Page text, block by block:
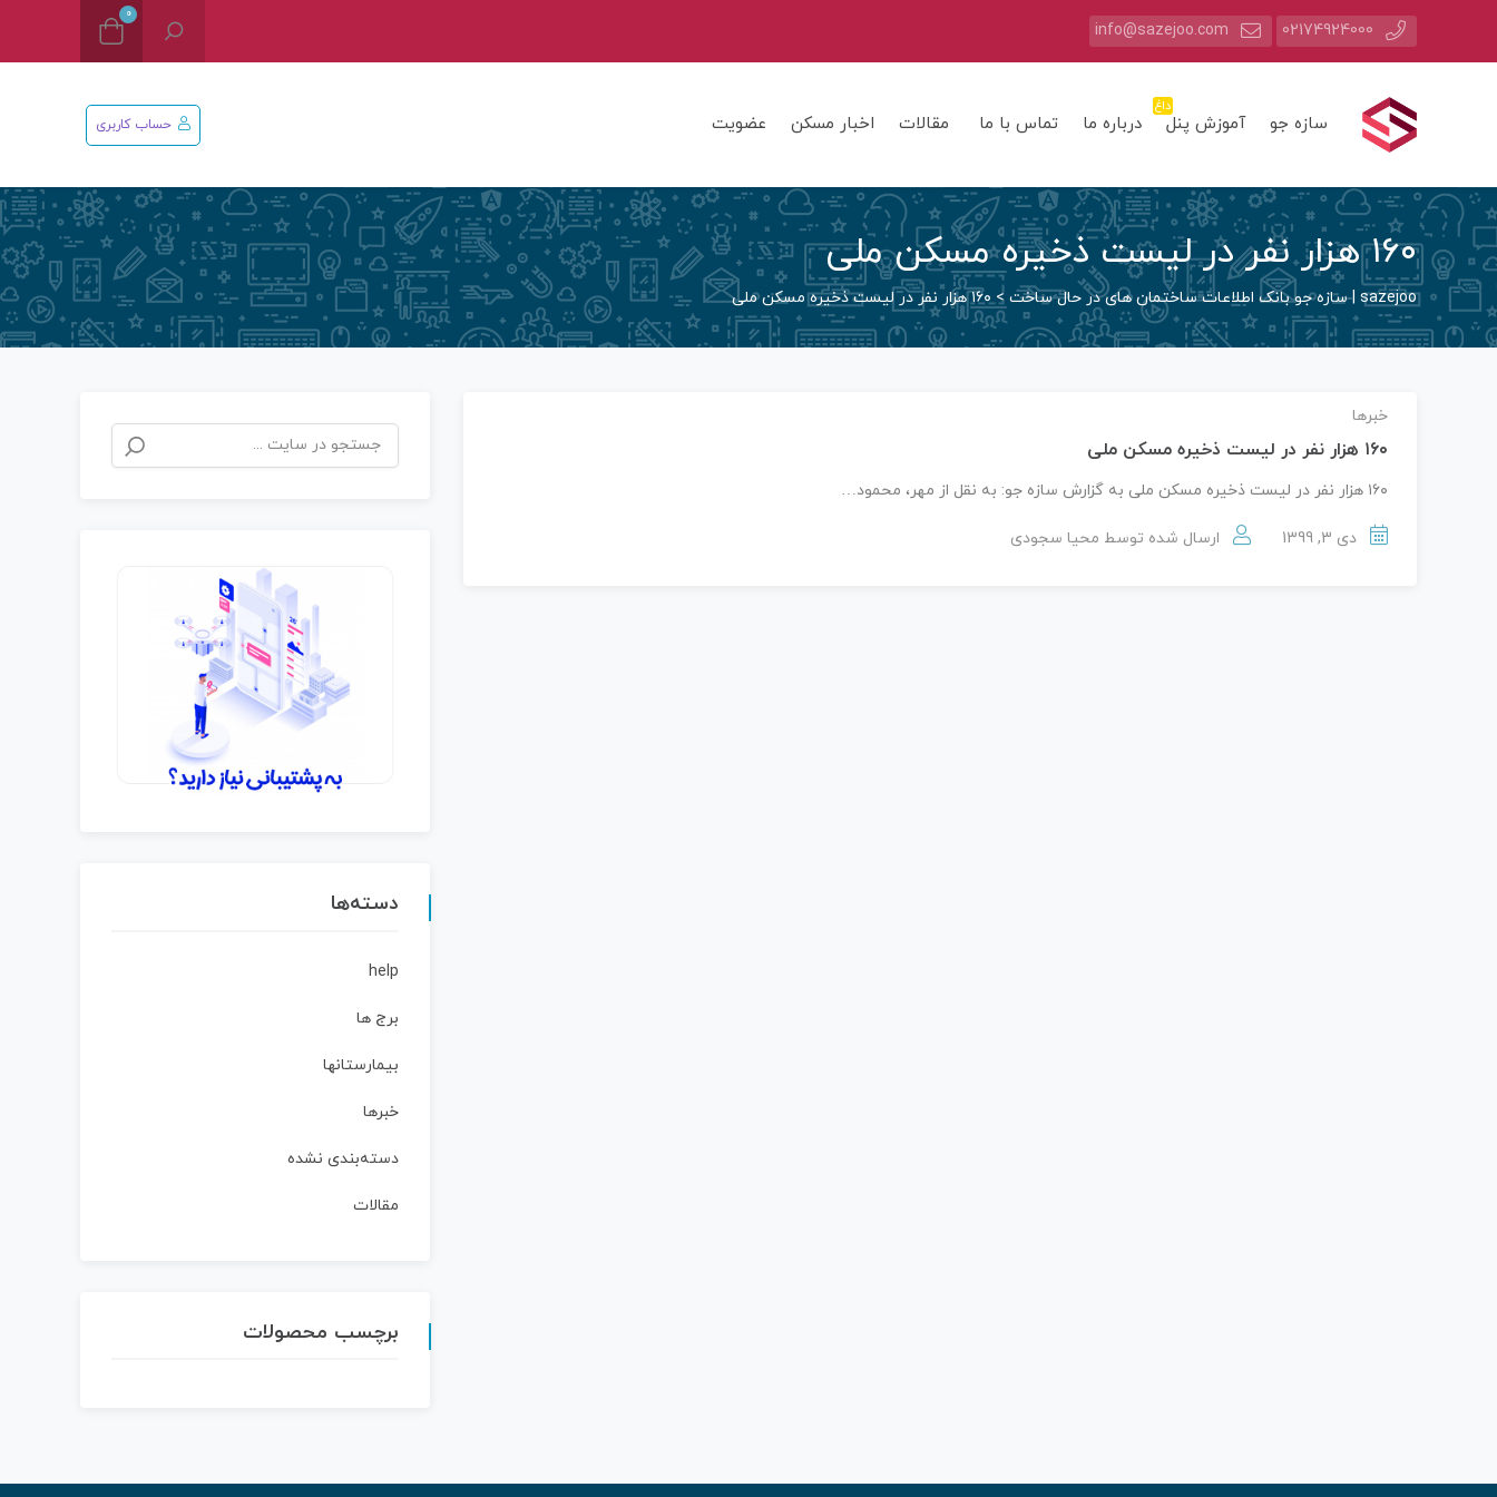
02174924000
info@sazejoo.com
0
سازه جو آموزش پنل
داغ
درباره ما تماس با ما مقالات اخبار مسکن عضویت حساب کاربری
۱۶۰ هزار نفر در لیست ذخیره مسکن ملی
sazejoo | سازه جو بانک اطلاعات ساختمان های در حال ساخت >۱۶۰ هزار نفر در لیست ذخیره مسکن ملی
خبرها
۱۶۰ هزار نفر در لیست ذخیره مسکن ملی
۱۶۰ هزار نفر در لیست ذخیره مسکن ملی به گزارش سازه جو: به نقل از مهر، محمود…
دی 3, 1399 ارسال شده توسط محیا سجودی
دسته‌ها
help
برج ها
بیمارستانها
خبرها
دسته‌بندی نشده
مقالات
برچسب محصولات